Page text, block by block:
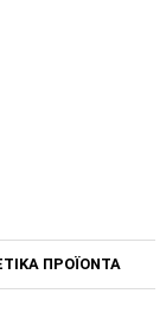
ΠΡΟΪΟΝΤΑ